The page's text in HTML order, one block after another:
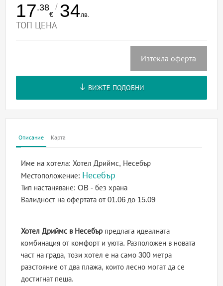
17.38
€
/ 34лв.
ТОП ЦЕНА
Изтекла оферта
ВИЖТЕ ПОДОБНИ
Описание Карта
Име на хотела: Хотел Дриймс, Несебър
Местоположение: Несебър
Тип настаняване:OB - без храна
Валидност на офертатаот 01.06 до 15.09
Хотел Дриймс в Несебър предлага идеалната
комбинация от комфорт и уюта. Разположен в новата
част на града, този хотел е на само 300 метра
разстояние от два плажа, които лесно могат да се
достигнат пеша.